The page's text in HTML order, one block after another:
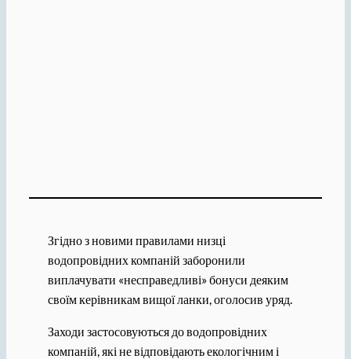
Згідно з новими правилами низці
водопровідних компаній заборонили
виплачувати «несправедливі» бонуси деяким
своїм керівникам вищої ланки, оголосив уряд.
Заходи застосовуються до водопровідних
компаній, які не відповідають екологічним і